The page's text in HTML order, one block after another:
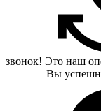
звонок! Это наш
Вы